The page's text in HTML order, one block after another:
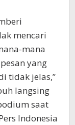
mencari
mana
yang
tidak jelas,”
langsing
saat
Indonesia